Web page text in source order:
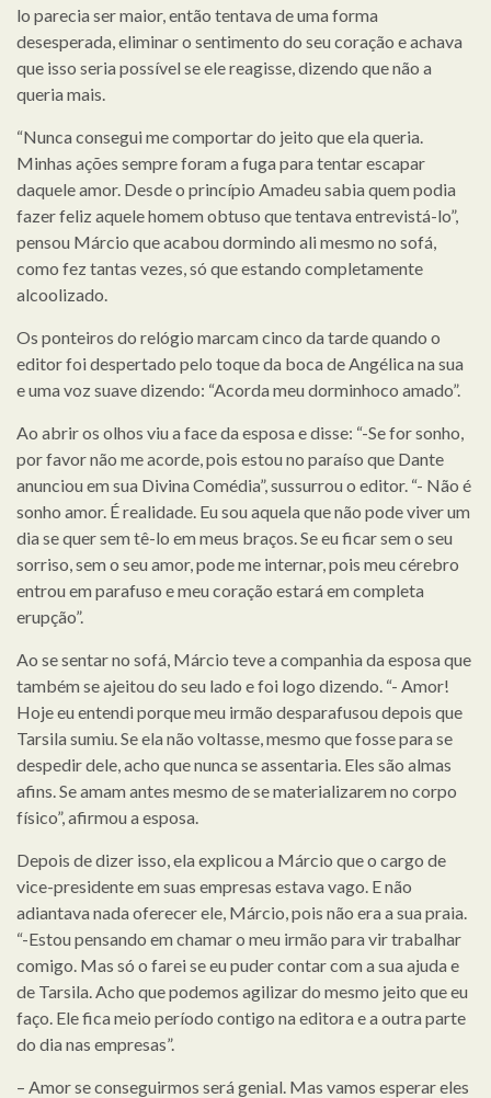
lo parecia ser maior, então tentava de uma forma
desesperada, eliminar o sentimento do seu coração e achava
que isso seria possível se ele reagisse, dizendo que não a
queria mais.
“Nunca consegui me comportar do jeito que ela queria.
Minhas ações sempre foram a fuga para tentar escapar
daquele amor. Desde o princípio Amadeu sabia quem podia
fazer feliz aquele homem obtuso que tentava entrevistá-lo”,
pensou Márcio que acabou dormindo ali mesmo no sofá,
como fez tantas vezes, só que estando completamente
alcoolizado.
Os ponteiros do relógio marcam cinco da tarde quando o
editor foi despertado pelo toque da boca de Angélica na sua
e uma voz suave dizendo: “Acorda meu dorminhoco amado”.
Ao abrir os olhos viu a face da esposa e disse: “-Se for sonho,
por favor não me acorde, pois estou no paraíso que Dante
anunciou em sua Divina Comédia”, sussurrou o editor. “- Não é
sonho amor. É realidade. Eu sou aquela que não pode viver um
dia se quer sem tê-lo em meus braços. Se eu ficar sem o seu
sorriso, sem o seu amor, pode me internar, pois meu cérebro
entrou em parafuso e meu coração estará em completa
erupção”.
Ao se sentar no sofá, Márcio teve a companhia da esposa que
também se ajeitou do seu lado e foi logo dizendo. “- Amor!
Hoje eu entendi porque meu irmão desparafusou depois que
Tarsila sumiu. Se ela não voltasse, mesmo que fosse para se
despedir dele, acho que nunca se assentaria. Eles são almas
afins. Se amam antes mesmo de se materializarem no corpo
físico”, afirmou a esposa.
Depois de dizer isso, ela explicou a Márcio que o cargo de
vice-presidente em suas empresas estava vago. E não
adiantava nada oferecer ele, Márcio, pois não era a sua praia.
“-Estou pensando em chamar o meu irmão para vir trabalhar
comigo. Mas só o farei se eu puder contar com a sua ajuda e
de Tarsila. Acho que podemos agilizar do mesmo jeito que eu
faço. Ele fica meio período contigo na editora e a outra parte
do dia nas empresas”.
– Amor se conseguirmos será genial. Mas vamos esperar eles